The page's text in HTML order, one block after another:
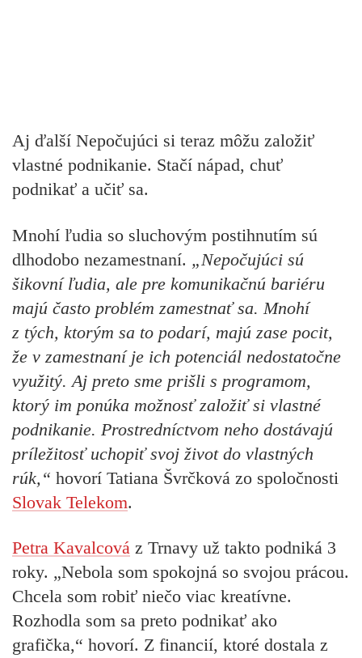
Aj ďalší Nepočujúci si teraz môžu založiť
vlastné podnikanie. Stačí nápad, chuť
podnikať a učiť sa.
Mnohí ľudia so sluchovým postihnutím sú
dlhodobo nezamestnaní. „Nepočujúci sú
šikovní ľudia, ale pre komunikačnú bariéru
majú často problém zamestnať sa. Mnohí
z tých, ktorým sa to podarí, majú zase pocit,
že v zamestnaní je ich potenciál nedostatočne
využitý. Aj preto sme prišli s programom,
ktorý im ponúka možnosť založiť si vlastné
podnikanie. Prostredníctvom neho dostávajú
príležitosť uchopiť svoj život do vlastných
rúk,“ hovorí Tatiana Švrčková zo spoločnosti
Slovak Telekom.
Petra Kavalcová z Trnavy už takto podniká 3
roky. „Nebola som spokojná so svojou prácou.
Chcela som robiť niečo viac kreatívne.
Rozhodla som sa preto podnikať ako
grafička,“ hovorí. Z financií, ktoré dostala z